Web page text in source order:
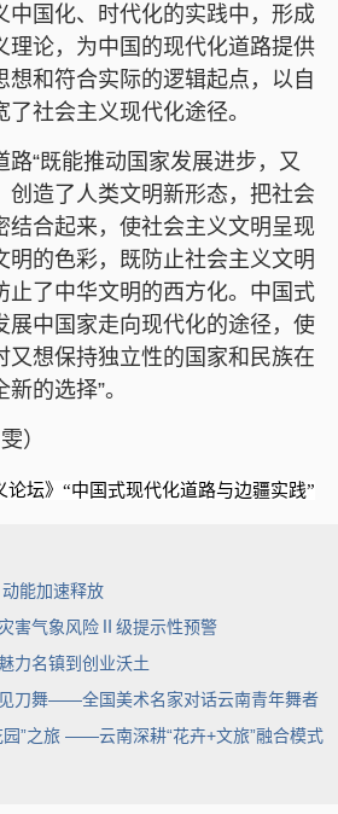
中国化、时代化的实践中，形成
理论，为中国的现代化道路提供
想和符合实际的逻辑起点，以自
社会主义现代化途径。
“既能推动国家发展进步，又
创造了人类文明新形态，把社会
结合起来，使社会主义文明呈现
明的色彩，既防止社会主义文明
止了中华文明的西方化。中国式
展中国家走向现代化的途径，使
又想保持独立性的国家和民族在
的选择”。
）
论坛》“中国式现代化道路与边疆实践”
能加速释放
害气象风险Ⅱ级提示性预警
力名镇到创业沃土
刀舞——全国美术名家对话云南青年舞者
园”之旅 ——云南深耕“花卉+文旅”融合模式